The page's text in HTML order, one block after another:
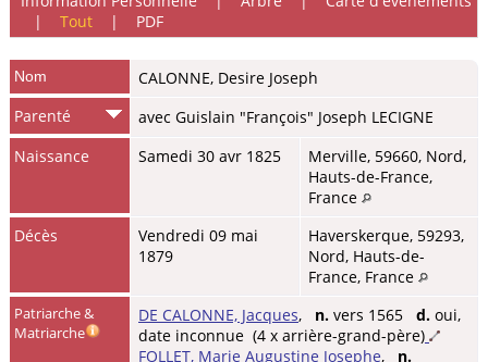
| Tout| PDF
Nom CALONNE, Desire Joseph
Parenté
avec Guislain "François" Joseph LECIGNE
Naissance
Samedi 30 avr 1825
Merville, 59660, Nord,
Hauts-de-France,
France
Décès
Vendredi 09 mai
1879
Haverskerque, 59293,
Nord, Hauts-de-
France, France
Patriarche &
Matriarche
DE CALONNE, Jacques, n. vers 1565 d. oui,
date inconnue (4 x arrière-grand-père)
FOLLET, Marie Augustine Josephe, n.